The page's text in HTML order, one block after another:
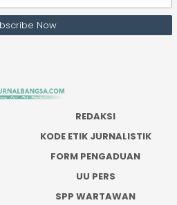
REDAKSI
KODE ETIK JURNALISTIK
FORM PENGADUAN
UU PERS
SPP WARTAWAN